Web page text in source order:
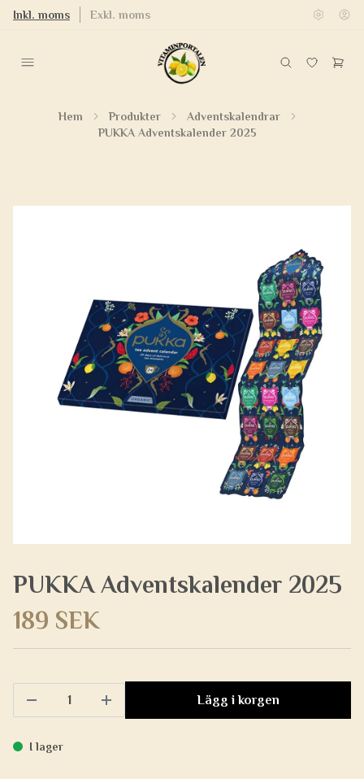
Inkl. moms Exkl. moms
Hem Produkter
Adventskalendrar
PUKKA Adventskalender 2025
PUKKA Adventskalender 2025
189 SEK
Lägg i korgen
I lager